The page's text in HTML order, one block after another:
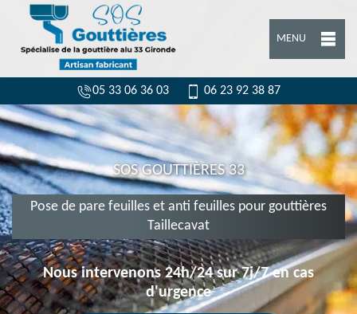
MENU
05 33 06 36 03 06 23 92 38 87
SOS GOUTTIÈRES 33
Pose de pare feuilles et anti feuilles pour gouttières
Taillecavat
Nous intervenons 24h/24 sur 7j/7 en cas
d'urgence